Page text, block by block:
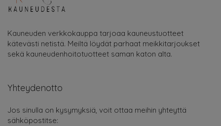
Kauneuden verkkokauppa tarjoaa kauneustuotteet
kätevästi netistä. Meiltä löydät parhaat meikkitarjoukset
sekä kauneudenhoitotuotteet saman katon alta.
Yhteydenotto
Jos sinulla on kysymyksiä, voit ottaa meihin yhteyttä
sähköpostitse: